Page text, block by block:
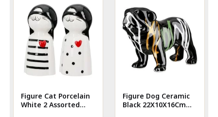
Figure Cat Porcelain
White 2 Assorted
Figure Dog Ceramic
Black 22X10X16Cm